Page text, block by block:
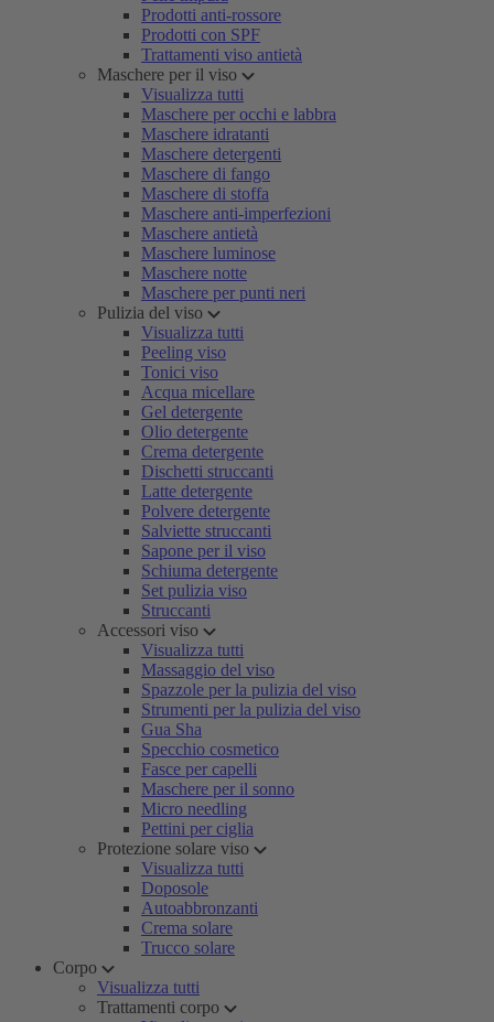
Prodotti anti-rossore
Prodotti con SPF
Trattamenti viso antietà
Maschere per il viso
Visualizza tutti
Maschere per occhi e labbra
Maschere idratanti
Maschere detergenti
Maschere di fango
Maschere di stoffa
Maschere anti-imperfezioni
Maschere antietà
Maschere luminose
Maschere notte
Maschere per punti neri
Pulizia del viso
Visualizza tutti
Peeling viso
Tonici viso
Acqua micellare
Gel detergente
Olio detergente
Crema detergente
Dischetti struccanti
Latte detergente
Polvere detergente
Salviette struccanti
Sapone per il viso
Schiuma detergente
Set pulizia viso
Struccanti
Accessori viso
Visualizza tutti
Massaggio del viso
Spazzole per la pulizia del viso
Strumenti per la pulizia del viso
Gua Sha
Specchio cosmetico
Fasce per capelli
Maschere per il sonno
Micro needling
Pettini per ciglia
Protezione solare viso
Visualizza tutti
Doposole
Autoabbronzanti
Crema solare
Trucco solare
Corpo
Visualizza tutti
Trattamenti corpo